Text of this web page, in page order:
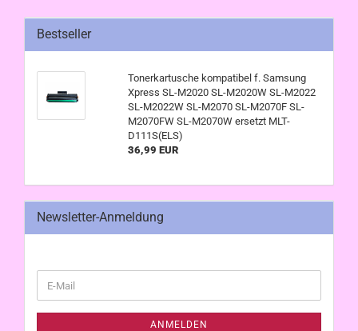
Bestseller
Tonerkartusche kompatibel f. Samsung
Xpress SL-M2020 SL-M2020W SL-M2022
SL-M2022W SL-M2070 SL-M2070F SL-
M2070FW SL-M2070W ersetzt MLT-
D111S(ELS)
36,99 EUR
Newsletter-Anmeldung
ZUR
E-
Mail
ANMELDEN